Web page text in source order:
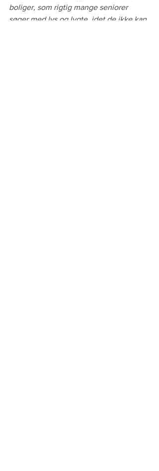
boliger, som rigtig mange seniorer
søger med lys og lygte, idet de ikke kan